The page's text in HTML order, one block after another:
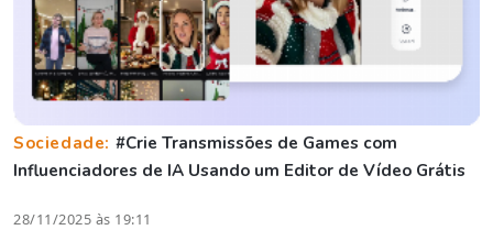
Sociedade: #Crie Transmissões de Games com
Influenciadores de IA Usando um Editor de Vídeo Grátis
28/11/2025 às 19:11